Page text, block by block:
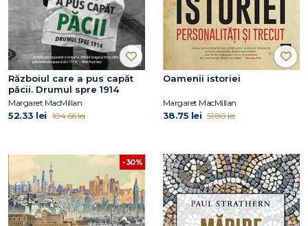
Războiul care a pus capăt
păcii. Drumul spre 1914
Margaret MacMillan
52.33 lei 104.66 lei
Oamenii istoriei
Margaret MacMillan
38.75 lei 51.80 lei
-30%